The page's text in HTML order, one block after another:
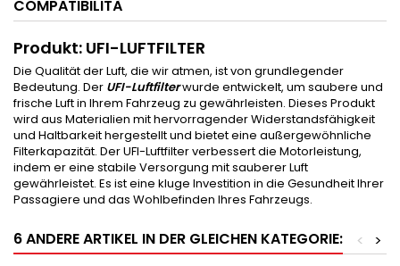
COMPATIBILITÀ
Produkt: UFI-LUFTFILTER
Die Qualität der Luft, die wir atmen, ist von grundlegender
Bedeutung. Der UFI-Luftfilterwurde entwickelt, um saubere und
frische Luft in Ihrem Fahrzeug zu gewährleisten. Dieses Produkt
wird aus Materialien mit hervorragender Widerstandsfähigkeit
und Haltbarkeit hergestellt und bietet eine außergewöhnliche
Filterkapazität. Der UFI-Luftfilter verbessert die Motorleistung,
indem er eine stabile Versorgung mit sauberer Luft
gewährleistet. Es ist eine kluge Investition in die Gesundheit Ihrer
Passagiere und das Wohlbefinden Ihres Fahrzeugs.
6 ANDERE ARTIKEL IN DER GLEICHEN KATEGORIE: >
<